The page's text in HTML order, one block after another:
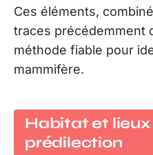
Ces éléments,
traces précédemment
méthode fiable pour
mammifère.
Habitat et lieux
prédilection